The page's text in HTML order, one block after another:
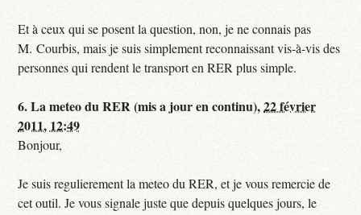
Et à ceux qui se posent la question, non, je ne connais pas
M. Courbis, mais je suis simplement reconnaissant vis-à-vis des
personnes qui rendent le transport en RER plus simple.
6.La meteo du RER (mis a jour en continu),22 février
2011, 12:49
Bonjour,
Je suis regulierement la meteo du RER, et je vous remercie de
cet outil. Je vous signale juste que depuis quelques jours, le